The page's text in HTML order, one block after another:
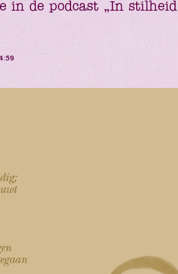
in de podcast „In